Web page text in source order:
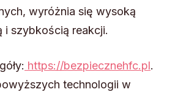
wyróżnia się wysoką
i szybkością reakcji.
https://bezpiecznehfc.pl.
technologii w